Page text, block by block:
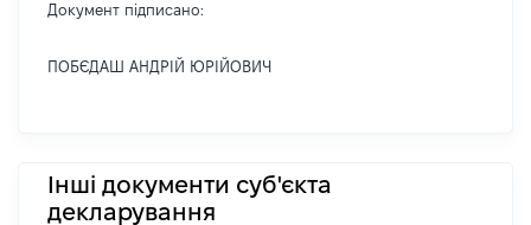
Документ підписано:
ПОБЄДАШ АНДРІЙ ЮРІЙОВИЧ
Інші документи суб'єкта
декларування